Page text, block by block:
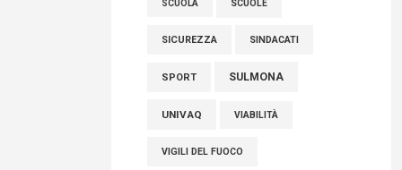
SCUOLA SCUOLE
SICUREZZA SINDACATI
SPORT SULMONA
UNIVAQ VIABILITÀ
VIGILI DEL FUOCO